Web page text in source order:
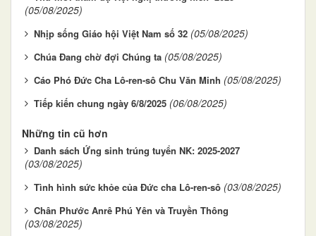
(05/08/2025)
Nhịp sống Giáo hội Việt Nam số 32 (05/08/2025)
Chúa Đang chờ đợi Chúng ta (05/08/2025)
Cáo Phó Đức Cha Lô-ren-sô Chu Văn Minh (05/08/2025)
Tiếp kiến chung ngày 6/8/2025 (06/08/2025)
Những tin cũ hơn
Danh sách Ứng sinh trúng tuyển NK: 2025-2027
(03/08/2025)
Tình hình sức khỏe của Đức cha Lô-ren-sô (03/08/2025)
Chân Phước Anrê Phú Yên và Truyền Thông
(03/08/2025)